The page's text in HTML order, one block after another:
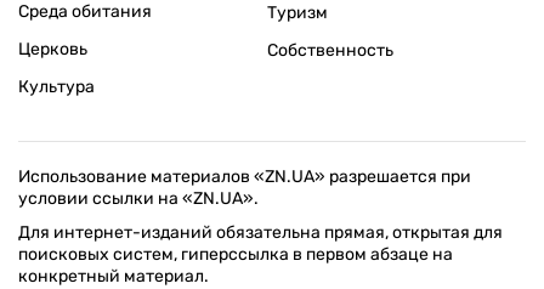
Среда обитания
Церковь
Культура
Туризм
Собственность
Использование материалов «ZN.UA» разрешается при
условии ссылки на «ZN.UA».
Для интернет-изданий обязательна прямая, открытая для
поисковых систем, гиперссылка в первом абзаце на
конкретный материал.